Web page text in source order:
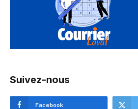
Suivez-nous
Facebook